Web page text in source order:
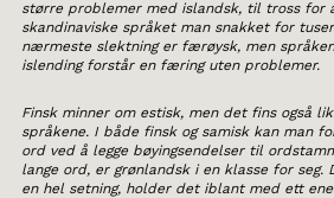
større problemer med islandsk, til tross for
skandinaviske språket man snakket for
nærmeste slektning er færøysk, men
islending forstår en færing uten problemer.
Finsk minner om estisk, men det fins også
språkene. I både finsk og samisk kan man
ord ved å legge bøyingsendelser til
lange ord, er grønlandsk i en klasse for seg.
en hel setning, holder det iblant med ett